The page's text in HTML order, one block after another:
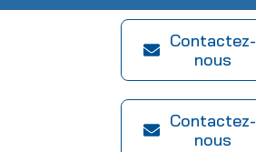
Contactez-
nous
Contactez-
nous